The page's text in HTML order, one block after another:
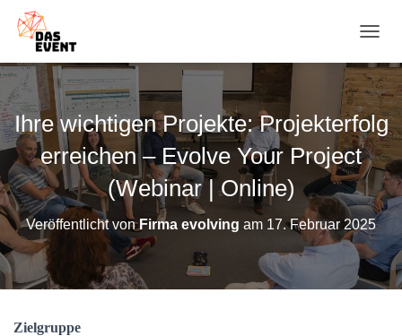
A
V
I
G
A
T
I
N
U
M
S
C
H
Ihre wichtigen Projekte: Projekterfolg
erreichen – Evolve Your Project
(Webinar | Online)
Veröffentlicht vonFirma evolving am 17. Februar 2025
Zielgruppe